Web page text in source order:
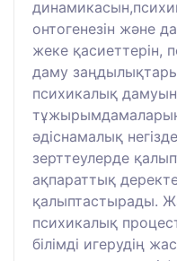
онтогенезін және
жеке қасиеттерін,
даму
психикалық
әдіснамалық
зерттеулерде
ақпараттық
қалыптастырады.
психикалық
білімді игерудің